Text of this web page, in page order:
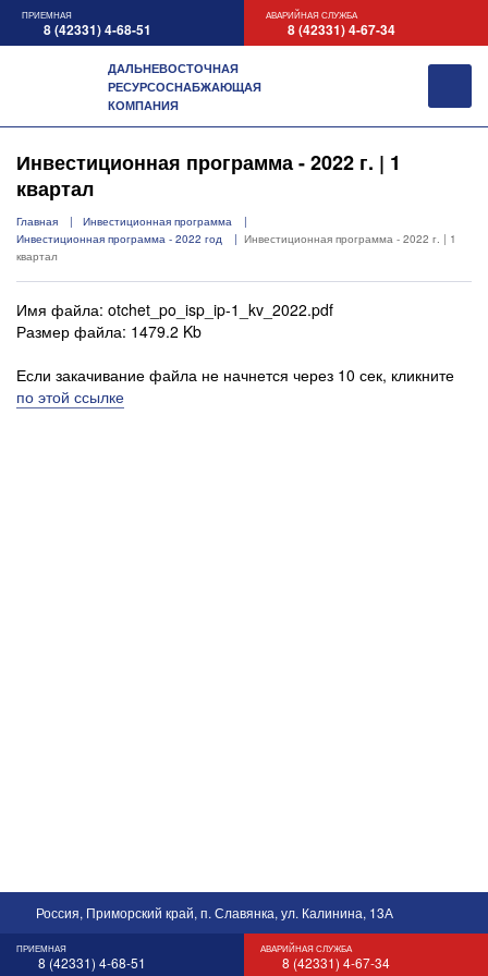
ПРИЕМНАЯ
8 (42331) 4-68-51
АВАРИЙНАЯ СЛУЖБА
8 (42331) 4-67-34
ДАЛЬНЕВОСТОЧНАЯ
РЕСУРСОСНАБЖАЮЩАЯ
КОМПАНИЯ
Инвестиционная программа - 2022 г. | 1
квартал
Главная
Инвестиционная программа
Инвестиционная программа - 2022 год
Инвестиционная программа - 2022 г. | 1
квартал
Имя файла: otchet_po_isp_ip-1_kv_2022.pdf
Размер файла: 1479.2 Kb
Если закачивание файла не начнется через 10 сек, кликните
по этой ссылке
Россия, Приморский край, п. Славянка, ул. Калинина, 13А
ПРИЕМНАЯ
8 (42331) 4-68-51
АВАРИЙНАЯ СЛУЖБА
8 (42331) 4-67-34